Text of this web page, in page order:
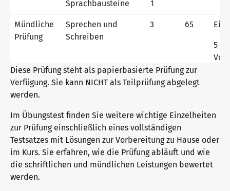
Allgemeinsprachliches Deutsch
Deutsch für den Beruf
Deutschlernen mit telc Lehrwerken
Deutsch für die Hochschule
Fortbildungen: Unterrichten
Qualifizierungen: Prüfen und Bewerten
Angebote für Deutschlernende
Inhouse-Veranstaltungen
Wir sind telc
Die Zukunft spricht telc
telc in der Presse
Aktuelles
Kontakt
ShopCampusTrainingCommunity
Sprachbausteine
1
Mündliche
Prüfung
Sprechen und
Schreiben
3 65
5
Diese Prüfung steht als papierbasierte Prüfung zur
Verfügung. Sie kann NICHT als Teilprüfung abgelegt
werden.
Im Übungstest finden Sie weitere wichtige Einzelheiten
zur Prüfung einschließlich eines vollständigen
Testsatzes mit Lösungen zur Vorbereitung zu Hause oder
im Kurs. Sie erfahren, wie die Prüfung abläuft und wie
die schriftlichen und mündlichen Leistungen bewertet
werden.